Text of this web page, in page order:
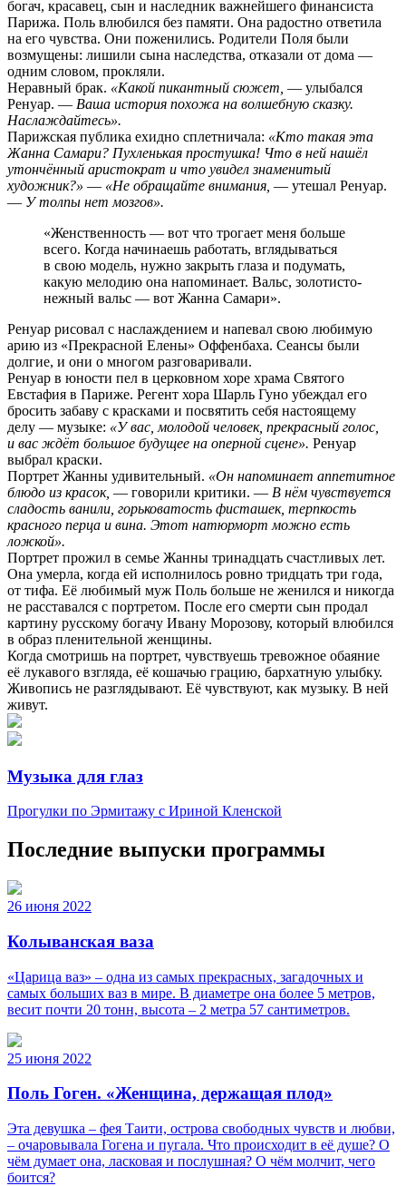
богач, красавец, сын и наследник важнейшего финансиста
Парижа. Поль влюбился без памяти. Она радостно ответила
на его чувства. Они поженились. Родители Поля были
возмущены: лишили сына наследства, отказали от дома —
одним словом, прокляли.
Неравный брак. «Какой пикантный сюжет, — улыбался
Ренуар. — Ваша история похожа на волшебную сказку.
Наслаждайтесь».
Парижская публика ехидно сплетничала: «Кто такая эта
Жанна Самари? Пухленькая простушка! Что в ней нашёл
утончённый аристократ и что увидел знаменитый
художник?» — «Не обращайте внимания, — утешал Ренуар.
— У толпы нет мозгов».
«Женственность — вот что трогает меня больше
всего. Когда начинаешь работать, вглядываться
в свою модель, нужно закрыть глаза и подумать,
какую мелодию она напоминает. Вальс, золотисто-
нежный вальс — вот Жанна Самари».
Ренуар рисовал с наслаждением и напевал свою любимую
арию из «Прекрасной Елены» Оффенбаха. Сеансы были
долгие, и они о многом разговаривали.
Ренуар в юности пел в церковном хоре храма Святого
Евстафия в Париже. Регент хора Шарль Гуно убеждал его
бросить забаву с красками и посвятить себя настоящему
делу — музыке: «У вас, молодой человек, прекрасный голос,
и вас ждёт большое будущее на оперной сцене». Ренуар
выбрал краски.
Портрет Жанны удивительный. «Он напоминает аппетитное
блюдо из красок, — говорили критики. — В нём чувствуется
сладость ванили, горьковатость фисташек, терпкость
красного перца и вина. Этот натюрморт можно есть
ложкой».
Портрет прожил в семье Жанны тринадцать счастливых лет.
Она умерла, когда ей исполнилось ровно тридцать три года,
от тифа. Её любимый муж Поль больше не женился и никогда
не расставался с портретом. После его смерти сын продал
картину русскому богачу Ивану Морозову, который влюбился
в образ пленительной женщины.
Когда смотришь на портрет, чувствуешь тревожное обаяние
её лукавого взгляда, её кошачью грацию, бархатную улыбку.
Живопись не разглядывают. Её чувствуют, как музыку. В ней
живут.
Музыка для глаз
Прогулки по Эрмитажу с Ириной Кленской
Последние выпуски программы
26 июня 2022
Колыванская ваза
«Царица ваз» – одна из самых прекрасных, загадочных и
самых больших ваз в мире. В диаметре она более 5 метров,
весит почти 20 тонн, высота – 2 метра 57 сантиметров.
25 июня 2022
Поль Гоген. «Женщина, держащая плод»
Эта девушка – фея Таити, острова свободных чувств и любви,
– очаровывала Гогена и пугала. Что происходит в её душе? О
чём думает она, ласковая и послушная? О чём молчит, чего
боится?